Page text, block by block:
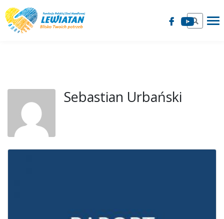
Sebastian Urbański